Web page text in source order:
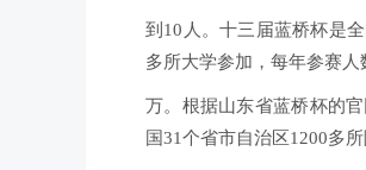
到10人。十三届蓝桥杯是
多所大学参加，每年参赛人
万。根据山东省蓝桥杯的
国31个省市自治区1200多